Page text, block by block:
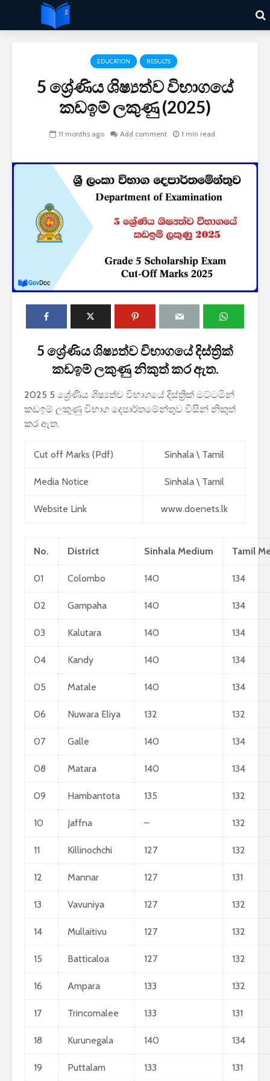
EDUCATION RESULTS
5 ශ්‍රේණිය ශිෂ්‍යත්ව විභාගයේ
කඩඉම් ලකුණු (2025)
11 months ago Add comment 1 min read
5 ශ්‍රේණිය ශිෂ්‍යත්ව විභාගයේ දිස්ත්‍රික්
කඩඉම් ලකුණු නිකුත් කර ඇත.
2025 5 ශ්‍රේණිය ශිෂ්‍යත්ව විභාගයේ දිස්ත්‍රික් මට්ටමින්
කඩඉම් ලකුණු විභාග දෙපාර්තමේන්තුව විසින් නිකුත්
කර ඇත.
Cut off Marks (Pdf) Sinhala\ Tamil
Media Notice Sinhala\ Tamil
Website Link www.doenets.lk
No. District Sinhala Medium Tamil
01 Colombo 140 134
02 Gampaha 140 134
03 Kalutara 140 134
04 Kandy 140 134
05 Matale 140 134
06 Nuwara Eliya 132 132
07 Galle 140 134
08 Matara 140 134
09 Hambantota 135 132
10 Jaffna – 132
11 Killinochchi 127 132
12 Mannar 127 131
13 Vavuniya 127 132
14 Mullaitivu 127 132
15 Batticaloa 127 132
16 Ampara 133 132
17 Trincomalee 133 131
18 Kurunegala 140 134
19 Puttalam 133 131
පාසල් ප්‍රවේශ
අයදුම්පත, නව
චක්‍රලේඛ සහ කෝටා
කර ඇත
රාජ්‍ය, බැංකු, වෙළඳ
සහ පුර පසළොස්වක
දර්ශනය (2026)
2026 වර්ෂයේ
පාසල්වල පළමු
ශ්‍රේණිය සඳහා ළමයින්
ඇතුළත් කිරීමේ
මිලියන 1.5 කට අධික
ග්‍රාහකයින් සම්බන්ධ
කරමින්, ශ්‍රී ලංකාවේ
විශාලතම 5G ජාලය
ඩයලොග් දියත් කරයි
මෙවලම් ChatGPT
වෙත සම්බන්ධ කරයි.
Power BI විශාලතම
2026 යාවත්කාලීනය
හඳුන්වා දීමට
නියමිතයි.